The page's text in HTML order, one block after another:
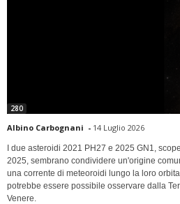
280
Albino Carbognani - 14 Luglio 2026
I due asteroidi 2021 PH27 e 2025 GN1,
2025, sembrano condividere un'origine
una corrente di meteoroidi lungo la loro
potrebbe essere possibile osservare dalla
Venere.